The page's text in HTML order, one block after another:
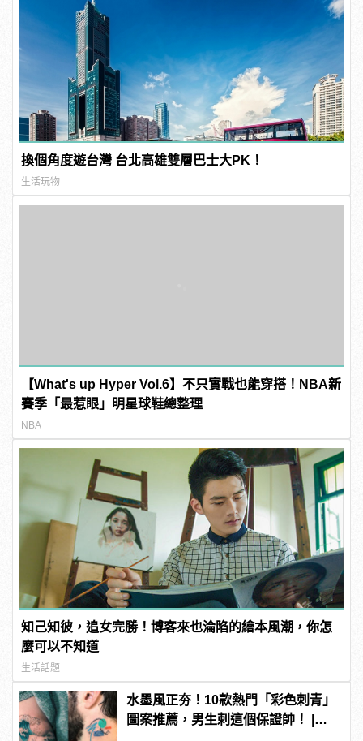
換個角度遊台灣 台北高雄雙層巴士大PK！
生活玩物
【What's up Hyper Vol.6】不只實戰也能穿搭！NBA新
賽季「最惹眼」明星球鞋總整理
NBA
知己知彼，追女完勝！博客來也淪陷的繪本風潮，你怎
麼可以不知道
生活話題
水墨風正夯！10款熱門「彩色刺青」
圖案推薦，男生刺這個保證帥！ |